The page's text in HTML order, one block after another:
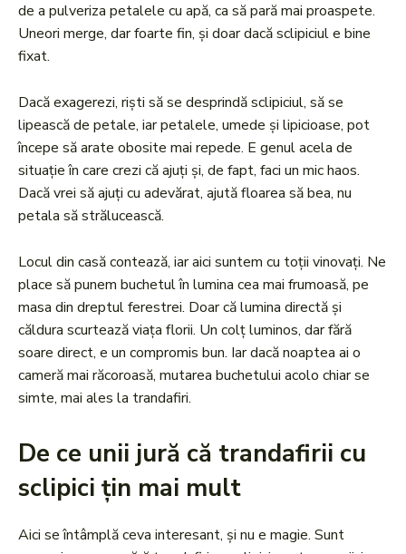
de a pulveriza petalele cu apă, ca să pară mai proaspete.
Uneori merge, dar foarte fin, și doar dacă sclipiciul e bine
fixat.
Dacă exagerezi, riști să se desprindă sclipiciul, să se
lipească de petale, iar petalele, umede și lipicioase, pot
începe să arate obosite mai repede. E genul acela de
situație în care crezi că ajuți și, de fapt, faci un mic haos.
Dacă vrei să ajuți cu adevărat, ajută floarea să bea, nu
petala să strălucească.
Locul din casă contează, iar aici suntem cu toții vinovați. Ne
place să punem buchetul în lumina cea mai frumoasă, pe
masa din dreptul ferestrei. Doar că lumina directă și
căldura scurtează viața florii. Un colț luminos, dar fără
soare direct, e un compromis bun. Iar dacă noaptea ai o
cameră mai răcoroasă, mutarea buchetului acolo chiar se
simte, mai ales la trandafiri.
De ce unii jură că trandafirii cu
sclipici țin mai mult
Aici se întâmplă ceva interesant, și nu e magie. Sunt